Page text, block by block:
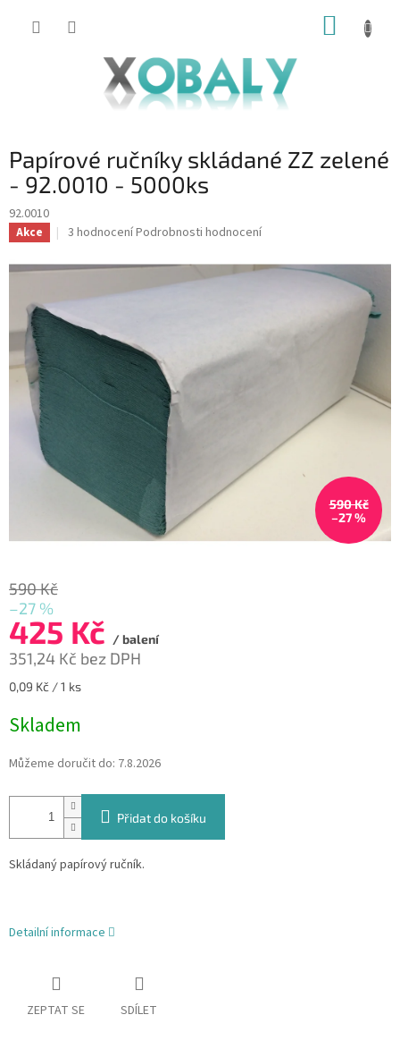
KOŠÍK
Papírové ručníky skládané ZZ zelené
- 92.0010 - 5000ks
92.0010
Akce
Průměrné
produktu
5,0
z
5
hvězdiček.
3 hodnoceníPodrobnosti hodnocení
590 Kč
–27 %
590 Kč
–27 %
425 Kč / balení
351,24 Kč bez DPH
Měrná
0,09 Kč / 1 ks
Skladem
Můžeme doručit do: 7.8.2026
Přidat do košíku
Skládaný papírový ručník.
Detailní informace
ZEPTAT SE SDÍLET